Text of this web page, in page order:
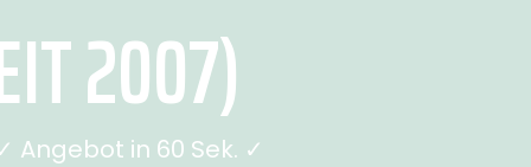
2007)
Angebot in 60 Sek. ✓